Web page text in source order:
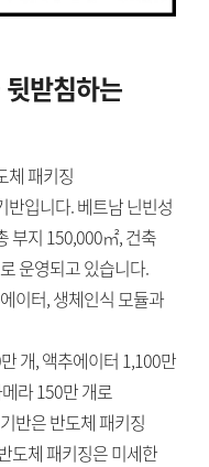
받침하는
체 패키징
반입니다. 베트남 닌빈성
부지 150,000㎡, 건축
운영되고 있습니다.
이터, 생체인식 모듈과
개, 액추에이터 1,100만
라 150만 개로
반은 반도체 패키징
도체 패키징은 미세한